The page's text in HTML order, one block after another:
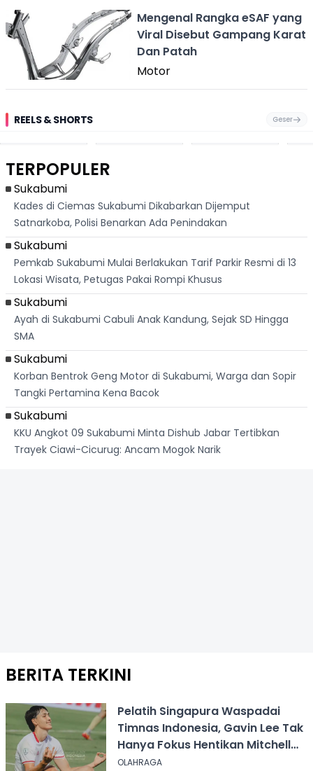
Mengenal Rangka eSAF yang
Viral Disebut Gampang Karat
Dan Patah
Motor
REELS & SHORTS Geser
Festival Ekstrem
San Fermín,
Banteng
"Bang Messi"
TERPOPULER
Sukabumi
Kades di Ciemas Sukabumi Dikabarkan Dijemput
Satnarkoba, Polisi Benarkan Ada Penindakan
Sukabumi
Pemkab Sukabumi Mulai Berlakukan Tarif Parkir Resmi di 13
Lokasi Wisata, Petugas Pakai Rompi Khusus
Sukabumi
Ayah di Sukabumi Cabuli Anak Kandung, Sejak SD Hingga
SMA
Sukabumi
Korban Bentrok Geng Motor di Sukabumi, Warga dan Sopir
Tangki Pertamina Kena Bacok
Sukabumi
KKU Angkot 09 Sukabumi Minta Dishub Jabar Tertibkan
Trayek Ciawi-Cicurug: Ancam Mogok Narik
BERITA TERKINI
Pelatih Singapura Waspadai
Timnas Indonesia, Gavin Lee Tak
Hanya Fokus Hentikan Mitchell
Baker
OLAHRAGA